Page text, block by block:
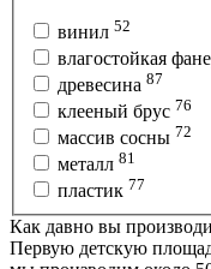
винил 52
влагостойкая
древесина 87
клееный брус 76
массив сосны 72
металл 81
пластик 77
Как давно вы
Первую детскую